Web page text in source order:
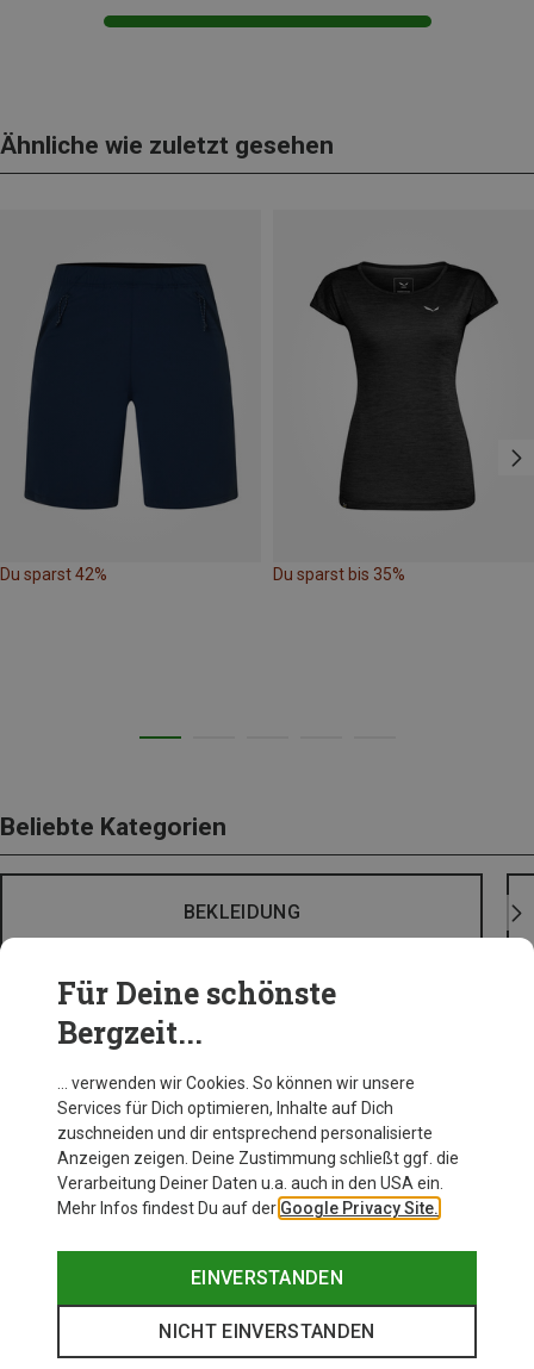
Ähnliche wie zuletzt gesehen
Du sparst 42% Du sparst bis 35%
Beliebte Kategorien
BEKLEIDUNG
Für Deine schönste
Bergzeit...
… verwenden wir Cookies. So können wir unsere
Services für Dich optimieren, Inhalte auf Dich
zuschneiden und dir entsprechend personalisierte
Anzeigen zeigen. Deine Zustimmung schließt ggf. die
Verarbeitung Deiner Daten u.a. auch in den USA ein.
Mehr Infos findest Du auf der Google Privacy Site.
EINVERSTANDEN
NICHT EINVERSTANDEN